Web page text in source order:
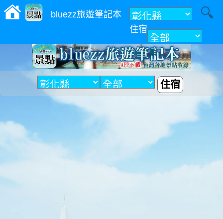
bluezz旅遊筆記本
住宿
附近
住宿